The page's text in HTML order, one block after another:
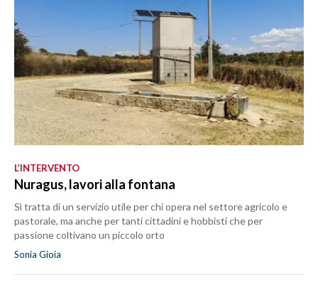
L’INTERVENTO
Nuragus, lavori alla fontana
Sì tratta di un servizio utile per chi opera nel settore agricolo e
pastorale, ma anche per tanti cittadini e hobbisti che per
passione coltivano un piccolo orto
Sonia Gioia